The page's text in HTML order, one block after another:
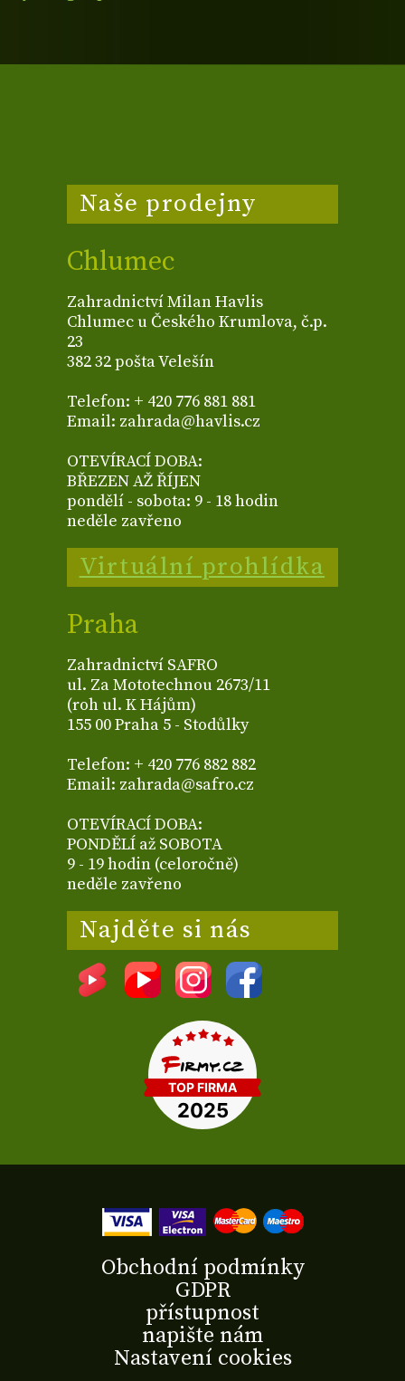
Naše prodejny
Chlumec
Zahradnictví Milan Havlis
Chlumec u Českého Krumlova, č.p.
23
382 32 pošta Velešín
Telefon: + 420 776 881 881
Email: zahrada@havlis.cz
OTEVÍRACÍ DOBA:
BŘEZEN AŽ ŘÍJEN
pondělí - sobota: 9 - 18 hodin
neděle zavřeno
Virtuální prohlídka
Praha
Zahradnictví SAFRO
ul. Za Mototechnou 2673/11
(roh ul. K Hájům)
155 00 Praha 5 - Stodůlky
Telefon: + 420 776 882 882
Email: zahrada@safro.cz
OTEVÍRACÍ DOBA:
PONDĚLÍ až SOBOTA
9 - 19 hodin (celoročně)
neděle zavřeno
Najděte si nás
Obchodní podmínky
GDPR
přístupnost
napište nám
Nastavení cookies